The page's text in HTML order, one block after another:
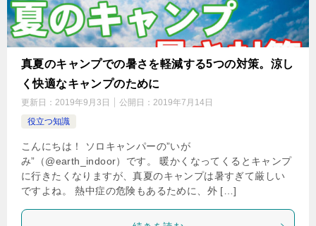
真夏のキャンプでの暑さを軽減する5つの対策。涼し
く快適なキャンプのために
更新日： 2019年9月3日 公開日： 2019年7月14日
役立つ知識
こんにちは！ ソロキャンパーの”いが
み”（@earth_indoor）です。 暖かくなってくるとキャンプ
に行きたくなりますが、真夏のキャンプは暑すぎて厳しい
ですよね。 熱中症の危険もあるために、外 […]